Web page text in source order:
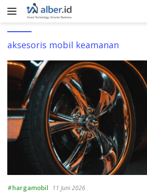
Langsung
aksesoris mobil keamanan
#hargamobil 11 Juni 2026